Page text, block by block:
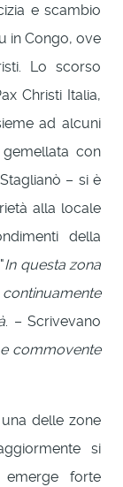
e scambio
in Congo, ove
Lo scorso
Christi Italia,
ad alcuni
con
– si è
alla locale
della
In questa zona
. – Scrivevano
commovente
delle zone
si
emerge forte